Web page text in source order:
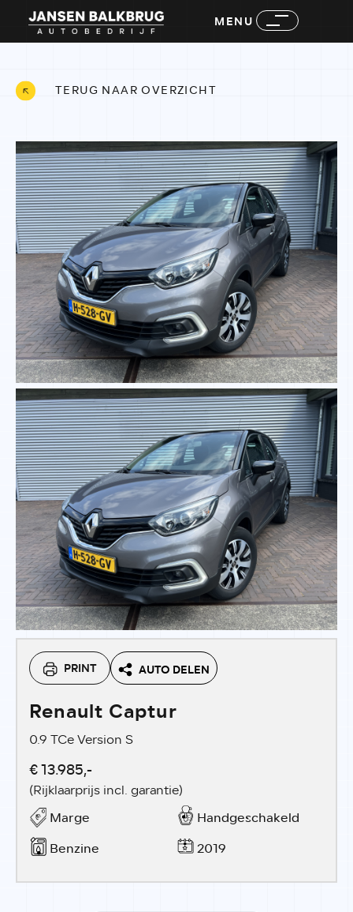
MENU
TERUG NAAR OVERZICHT
PRINT AUTO DELEN
Renault Captur
0.9 TCe Version S
€ 13.985,-
(Rijklaarprijs incl. garantie)
Marge
Handgeschakeld
Benzine
2019